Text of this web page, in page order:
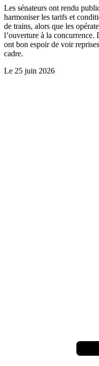
Les sénateurs ont rendu
harmoniser les tarifs et
de trains, alors que les
l’ouverture à la concurrence.
ont bon espoir de voir
cadre.
Le 25 juin 2026